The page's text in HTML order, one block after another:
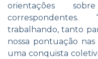
orientações
trabalhando, tanto
nossa pontuação
uma conquista